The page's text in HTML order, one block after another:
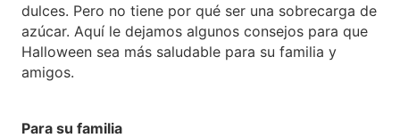
dulces. Pero no tiene por qué ser una sobrecarga de
azúcar. Aquí le dejamos algunos consejos para que
Halloween sea más saludable para su familia y
amigos.
Para su familia